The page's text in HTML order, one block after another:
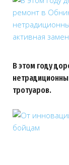
В этом году
тротуаров.